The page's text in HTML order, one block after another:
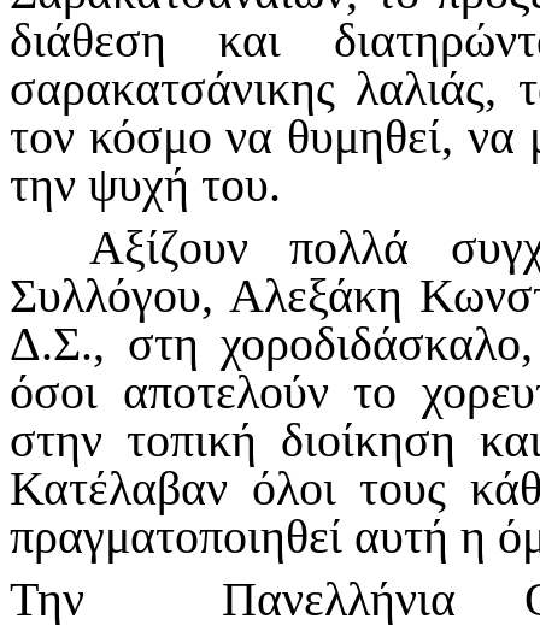
διάθεση και
σαρακατσάνικης λαλιάς,
τον κόσμο να θυμηθεί, να
την ψυχή του.
Αξίζουν πολλά
Συλλόγου, Αλεξάκη
Δ.Σ., στη
όσοι αποτελούν το
στην τοπική διοίκηση
Κατέλαβαν όλοι τους
πραγματοποιηθεί αυτή η
Την Πανελλήνια